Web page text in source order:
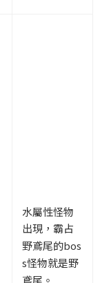
水屬性怪物
出現，霸占
野鳶尾的bos
s怪物就是野
鳶尾。